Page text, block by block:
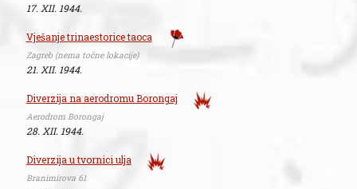
17. XII. 1944.
Vješanje trinaestorice taoca
Zagreb (nema točne lokacije)
21. XII. 1944.
Diverzija na aerodromu Borongaj
Aerodrom Borongaj
28. XII. 1944.
Diverzija u tvornici ulja
Branimirova 61